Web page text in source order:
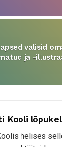
valisid
ja -
Kooli
helises